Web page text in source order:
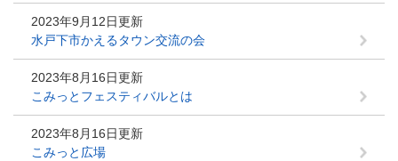
2023年9月12日更新
水戸下市かえるタウン交流の会
2023年8月16日更新
こみっとフェスティバルとは
2023年8月16日更新
こみっと広場